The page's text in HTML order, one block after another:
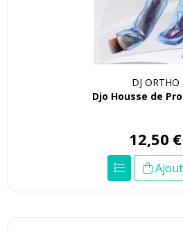
DJ ORTHO
Djo Housse de
12,50 €